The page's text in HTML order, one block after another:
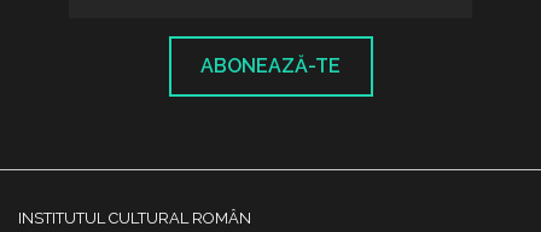
ABONEAZĂ-TE
INSTITUTUL CULTURAL ROMÂN